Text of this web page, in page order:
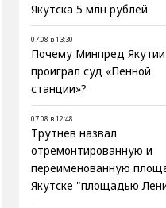
Якутска 5 млн рублей
07.08 в 13:30
Почему Минпред Якутии
проиграл суд «Пенной
станции»?
07.08 в 12:48
Трутнев назвал
отремонтированную и
переименованную
Якутске "площадью